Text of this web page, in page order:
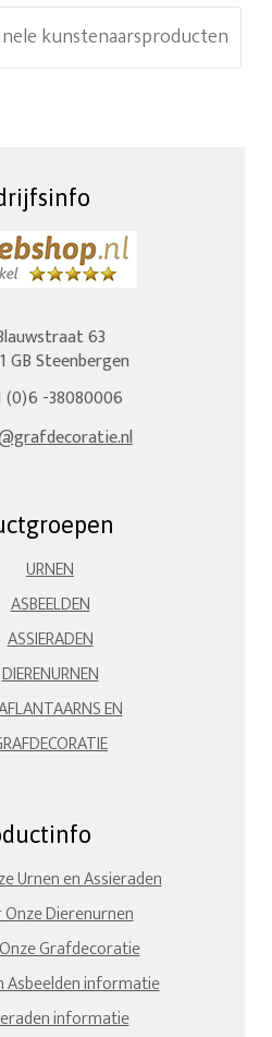
kunstenaarsproducten
63
GB Steenbergen
(0)6 -38080006
URNEN
ASBEELDEN
ASSIERADEN
DIERENURNEN
EN
Urnen en Assieraden
Dierenurnen
Grafdecoratie
Asbeelden informatie
informatie